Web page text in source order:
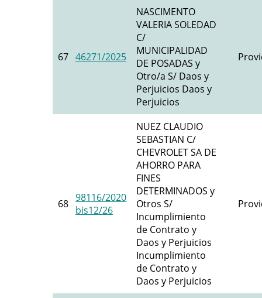
67 46271/2025
NASCIMENTO
VALERIA SOLEDAD
C/
MUNICIPALIDAD
DE POSADAS y
Otro/a S/ Daos y
Perjuicios Daos y
Perjuicios
68 98116/2020
bis12/26
NUEZ CLAUDIO
SEBASTIAN C/
CHEVROLET SA DE
AHORRO PARA
FINES
DETERMINADOS y
Otros S/
Incumplimiento
de Contrato y
Daos y Perjuicios
Incumplimiento
de Contrato y
Daos y Perjuicios